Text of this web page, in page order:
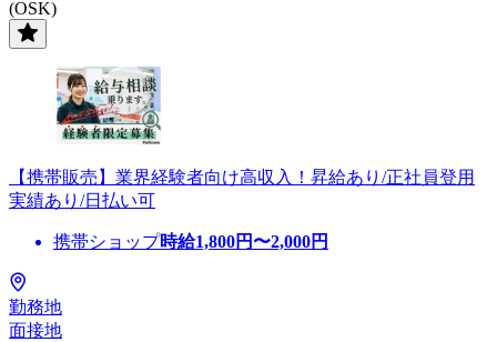
(OSK)
【携帯販売】業界経験者向け高収入！昇給あり/正社員登用
実績あり/日払い可
携帯ショップ時給1,800円〜2,000円
勤務地
面接地